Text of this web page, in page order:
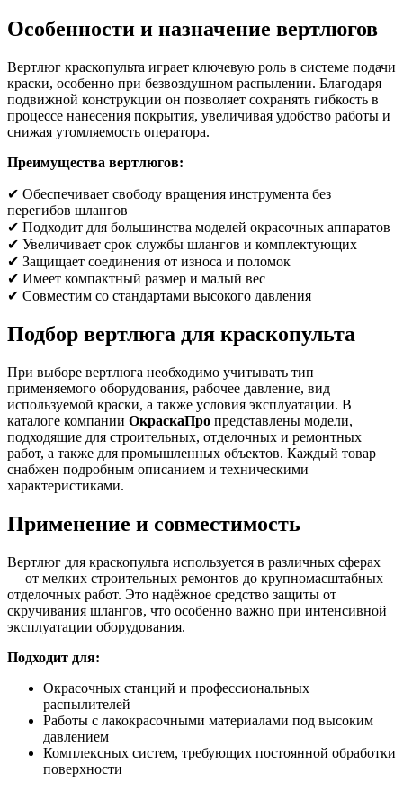
Особенности и назначение вертлюгов
Вертлюг краскопульта играет ключевую роль в системе подачи
краски, особенно при безвоздушном распылении. Благодаря
подвижной конструкции он позволяет сохранять гибкость в
процессе нанесения покрытия, увеличивая удобство работы и
снижая утомляемость оператора.
Преимущества вертлюгов:
✔ Обеспечивает свободу вращения инструмента без
перегибов шлангов
✔ Подходит для большинства моделей окрасочных аппаратов
✔ Увеличивает срок службы шлангов и комплектующих
✔ Защищает соединения от износа и поломок
✔ Имеет компактный размер и малый вес
✔ Совместим со стандартами высокого давления
Подбор вертлюга для краскопульта
При выборе вертлюга необходимо учитывать тип
применяемого оборудования, рабочее давление, вид
используемой краски, а также условия эксплуатации. В
каталоге компании ОкраскаПро представлены модели,
подходящие для строительных, отделочных и ремонтных
работ, а также для промышленных объектов. Каждый товар
снабжен подробным описанием и техническими
характеристиками.
Применение и совместимость
Вертлюг для краскопульта используется в различных сферах
— от мелких строительных ремонтов до крупномасштабных
отделочных работ. Это надёжное средство защиты от
скручивания шлангов, что особенно важно при интенсивной
эксплуатации оборудования.
Подходит для:
Окрасочных станций и профессиональных
распылителей
Работы с лакокрасочными материалами под высоким
давлением
Комплексных систем, требующих постоянной обработки
поверхности